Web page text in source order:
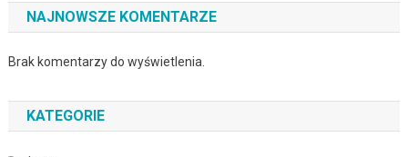
NAJNOWSZE KOMENTARZE
Brak komentarzy do wyświetlenia.
KATEGORIE